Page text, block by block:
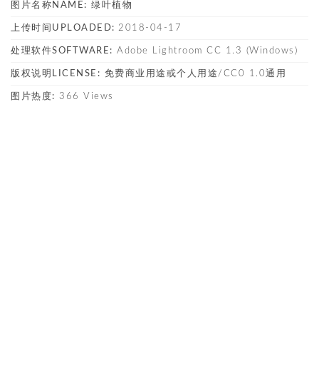
图片名称NAME: 绿叶植物
上传时间UPLOADED: 2018-04-17
处理软件SOFTWARE: Adobe Lightroom CC 1.3 (Windows)
版权说明LICENSE: 免费商业用途或个人用途/CC0 1.0通用
图片热度: 366 Views